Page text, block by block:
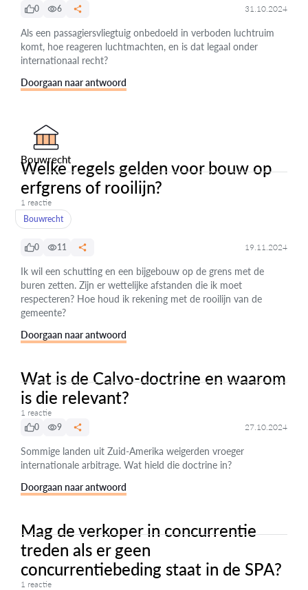
0
6 31.10.2024
Als een passagiersvliegtuig onbedoeld in verboden luchtruim
komt, hoe reageren luchtmachten, en is dat legaal onder
internationaal recht?
Doorgaan naar antwoord
Bouwrecht
Welke regels gelden voor bouw op
erfgrens of rooilijn?
1 reactie
Bouwrecht
0 11 19.11.2024
Ik wil een schutting en een bijgebouw op de grens met de
buren zetten. Zijn er wettelijke afstanden die ik moet
respecteren? Hoe houd ik rekening met de rooilijn van de
gemeente?
Doorgaan naar antwoord
Wat is de Calvo-doctrine en waarom
is die relevant?
1 reactie
0
9 27.10.2024
Sommige landen uit Zuid-Amerika weigerden vroeger
internationale arbitrage. Wat hield die doctrine in?
Doorgaan naar antwoord
Mag de verkoper in concurrentie
treden als er geen
concurrentiebeding staat in de SPA?
1 reactie